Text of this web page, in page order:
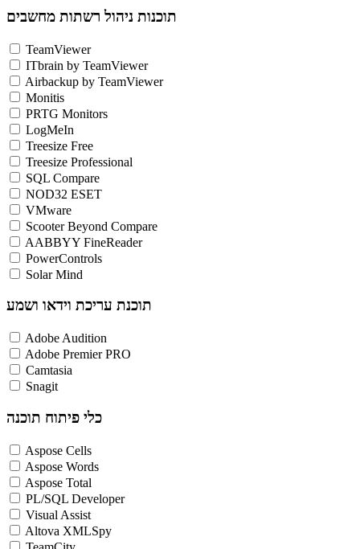
תוכנות ניהול רשתות מחשבים
TeamViewer
ITbrain by TeamViewer
Airbackup by TeamViewer
Monitis
PRTG Monitors
LogMeIn
Treesize Free
Treesize Professional
SQL Compare
NOD32 ESET
VMware
Scooter Beyond Compare
AABBYY FineReader
PowerControls
Solar Mind
תוכנת עריכת וידאו ושמע
Adobe Audition
Adobe Premier PRO
Camtasia
Snagit
כלי פיתוח תוכנה
Aspose Cells
Aspose Words
Aspose Total
PL/SQL Developer
Visual Assist
Altova XMLSpy